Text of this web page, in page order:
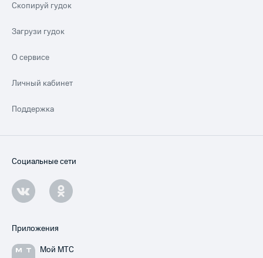
Скопируй гудок
Загрузи гудок
О сервисе
Личный кабинет
Поддержка
Социальные сети
Приложения
Мой МТС